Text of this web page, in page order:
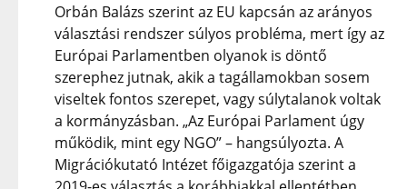
Orbán Balázs szerint az EU kapcsán az arányos
választási rendszer súlyos probléma, mert így az
Európai Parlamentben olyanok is döntő
szerephez jutnak, akik a tagállamokban sosem
viseltek fontos szerepet, vagy súlytalanok voltak
a kormányzásban. „Az Európai Parlament úgy
működik, mint egy NGO” – hangsúlyozta. A
Migrációkutató Intézet főigazgatója szerint a